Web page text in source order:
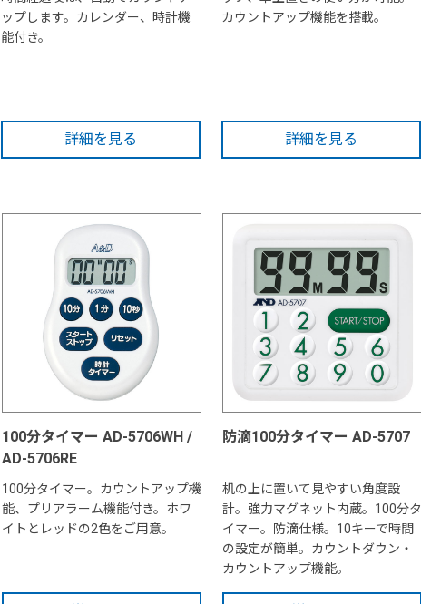
ップします。カレンダー、時計機
能付き。
詳細を見る
カウントアップ機能を搭載。
詳細を見る
100分タイマー AD-5706WH /
AD-5706RE
100分タイマー。カウントアップ機
能、プリアラーム機能付き。ホワ
イトとレッドの2色をご用意。
防滴100分タイマー AD-5707
机の上に置いて見やすい角度設
計。強力マグネット内蔵。100分タ
イマー。防滴仕様。10キーで時間
の設定が簡単。カウントダウン・
カウントアップ機能。